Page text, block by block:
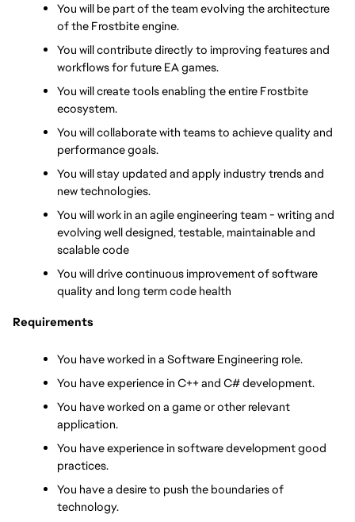
You will be part of the team evolving the architecture
of the Frostbite engine.
You will contribute directly to improving features and
workflows for future EA games.
You will create tools enabling the entire Frostbite
ecosystem.
You will collaborate with teams to achieve quality and
performance goals.
You will stay updated and apply industry trends and
new technologies.
You will work in an agile engineering team - writing and
evolving well designed, testable, maintainable and
scalable code
You will drive continuous improvement of software
quality and long term code health
Requirements
You have worked in a Software Engineering role.
You have experience in C++ and C# development.
You have worked on a game or other relevant
application.
You have experience in software development good
practices.
You have a desire to push the boundaries of
technology.